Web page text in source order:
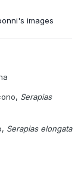
images
Serapias
Serapias elongata